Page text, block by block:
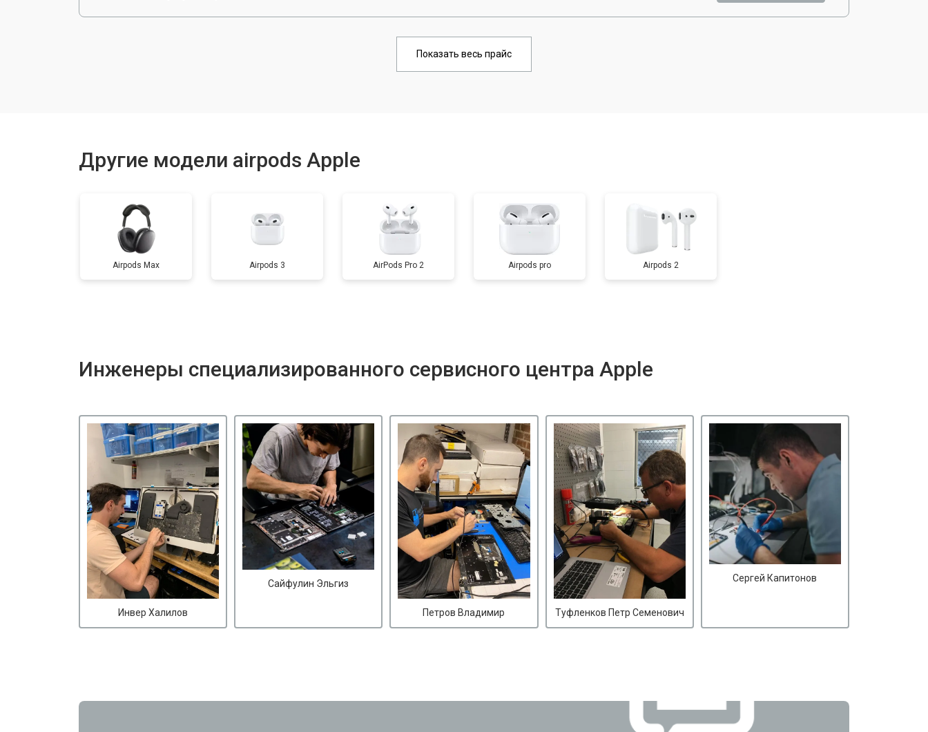
от 80 мин
Показать весь прайс
Другие модели airpods Apple
Airpods Max Airpods 3 AirPods Pro 2 Airpods pro Airpods 2
Инженеры специализированного сервисного центра Apple
Инвер Халилов
Сайфулин Эльгиз
Петров Владимир Туфленков Петр Семенович
Сергей Капитонов